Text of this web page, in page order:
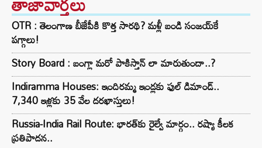
OTR : తెలంగాణ బీజేపీకి కొత్త సారథి? మళ్లీ బండి సంజయ్‌కే
పగ్గాలు!
Story Board : బంగ్లా మరో పాకిస్తాన్ లా మారుతుందా..?
Indiramma Houses: ఇందిరమ్మ ఇండ్లకు ఫుల్ డిమాండ్..
7,340 ఇళ్లకు 35 వేల దరఖాస్తులు!
Russia-India Rail Route: భారత్‌కు రైల్వే మార్గం.. రష్యా కీలక
ప్రతిపాదన..